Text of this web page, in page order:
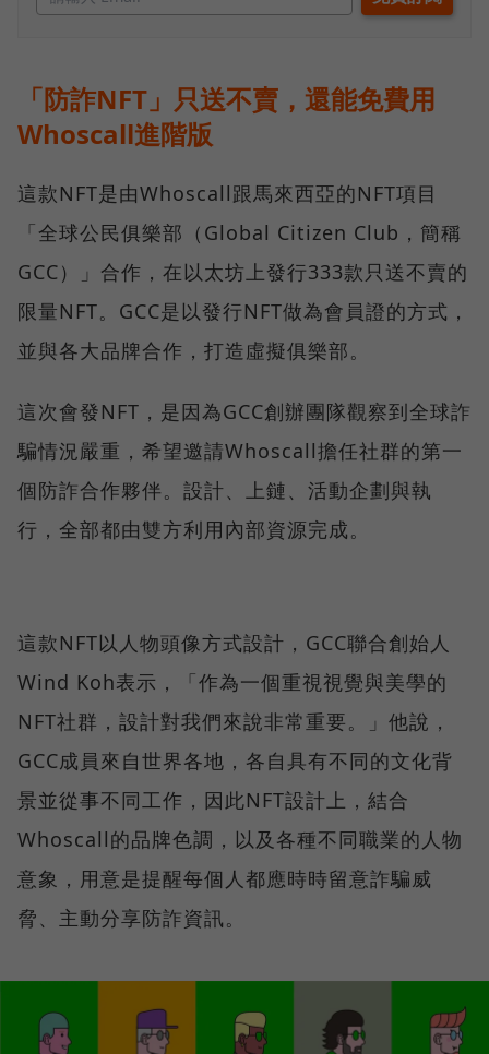
「防詐NFT」只送不賣，還能免費用
Whoscall進階版
這款NFT是由Whoscall跟馬來西亞的NFT項目
「全球公民俱樂部（Global Citizen Club，簡稱
GCC）」合作，在以太坊上發行333款只送不賣的
限量NFT。GCC是以發行NFT做為會員證的方式，
並與各大品牌合作，打造虛擬俱樂部。
這次會發NFT，是因為GCC創辦團隊觀察到全球詐
騙情況嚴重，希望邀請Whoscall擔任社群的第一
個防詐合作夥伴。設計、上鏈、活動企劃與執
行，全部都由雙方利用內部資源完成。
這款NFT以人物頭像方式設計，GCC聯合創始人
Wind Koh表示，「作為一個重視視覺與美學的
NFT社群，設計對我們來說非常重要。」他說，
GCC成員來自世界各地，各自具有不同的文化背
景並從事不同工作，因此NFT設計上，結合
Whoscall的品牌色調，以及各種不同職業的人物
意象，用意是提醒每個人都應時時留意詐騙威
脅、主動分享防詐資訊。